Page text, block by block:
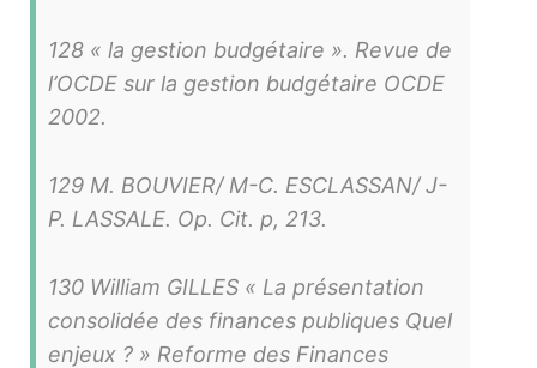
128 « la gestion budgétaire ». Revue de
l’OCDE sur la gestion budgétaire OCDE
2002.
129 M. BOUVIER/ M-C. ESCLASSAN/ J-
P. LASSALE. Op. Cit. p, 213.
130 William GILLES « La présentation
consolidée des finances publiques Quel
enjeux ? » Reforme des Finances